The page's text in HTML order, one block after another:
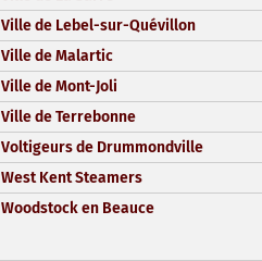
Ville de Lebel-sur-Quévillon
Ville de Malartic
Ville de Mont-Joli
Ville de Terrebonne
Voltigeurs de Drummondville
West Kent Steamers
Woodstock en Beauce